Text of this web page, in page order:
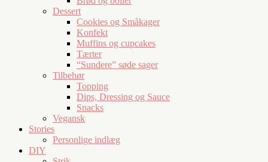
Dessert
Cookies og Småkager
Konfekt
Muffins og cupcakes
Tærter
“Sundere” søde sager
Tilbehør
Topping
Dips, Dressing og Sauce
Snacks
Vegansk
Stories
Personlige indlæg
DIY